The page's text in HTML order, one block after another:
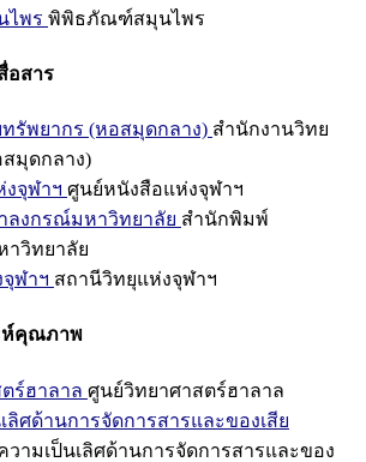
พร พิพิธภัณฑ์สมุนไพร
อสาร
รัพยากร (หอสมุดกลาง) สำนักงานวิทย
มุดกลาง)
จุฬาฯ ศูนย์หนังสือแห่งจุฬาฯ
ลงกรณ์มหาวิทยาลัย สำนักพิมพ์
าวิทยาลัย
ฬาฯ สถานีวิทยุแห่งจุฬาฯ
ห์คุณภาพ
ร์ฮาลาล ศูนย์วิทยาศาสตร์ฮาลาล
ลิศด้านการจัดการสารและของเสีย
วามเป็นเลิศด้านการจัดการสารและของ